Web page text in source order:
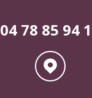
04 78 85 94